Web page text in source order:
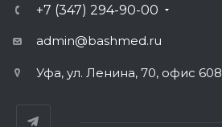
+7 (347) 294-90-00
admin@bashmed.ru
Уфа, ул. Ленина, 70, офис 608